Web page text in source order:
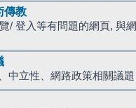
傳教
/ 登入等有問題的網頁, 與
中立性、網路政策相關議題